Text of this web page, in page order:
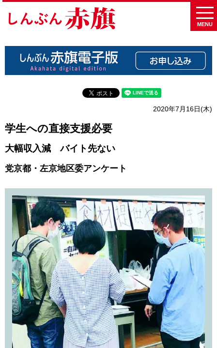
MENU
2020年7月16日(木)
学生への直接支援必要
大幅収入減 バイト先ない
党京都・左京地区委アンケート